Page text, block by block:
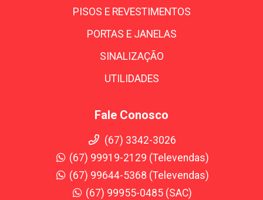
PISOS E REVESTIMENTOS
PORTAS E JANELAS
SINALIZAÇÃO
UTILIDADES
Fale Conosco
(67) 3342-3026
(67) 99919-2129 (Televendas)
(67) 99644-5368 (Televendas)
(67) 99955-0485 (SAC)